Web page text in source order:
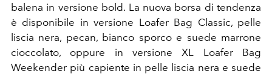
balena in versione bold. La nuova borsa di tendenza
è disponibile in versione Loafer Bag Classic, pelle
liscia nera, pecan, bianco sporco e suede marrone
cioccolato, oppure in versione XL
Loafer Bag
Weekender più capiente in pelle liscia nera e suede